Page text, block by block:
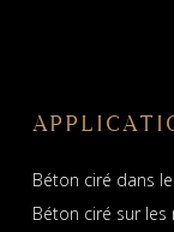
Béton ciré dans
Béton ciré sur les